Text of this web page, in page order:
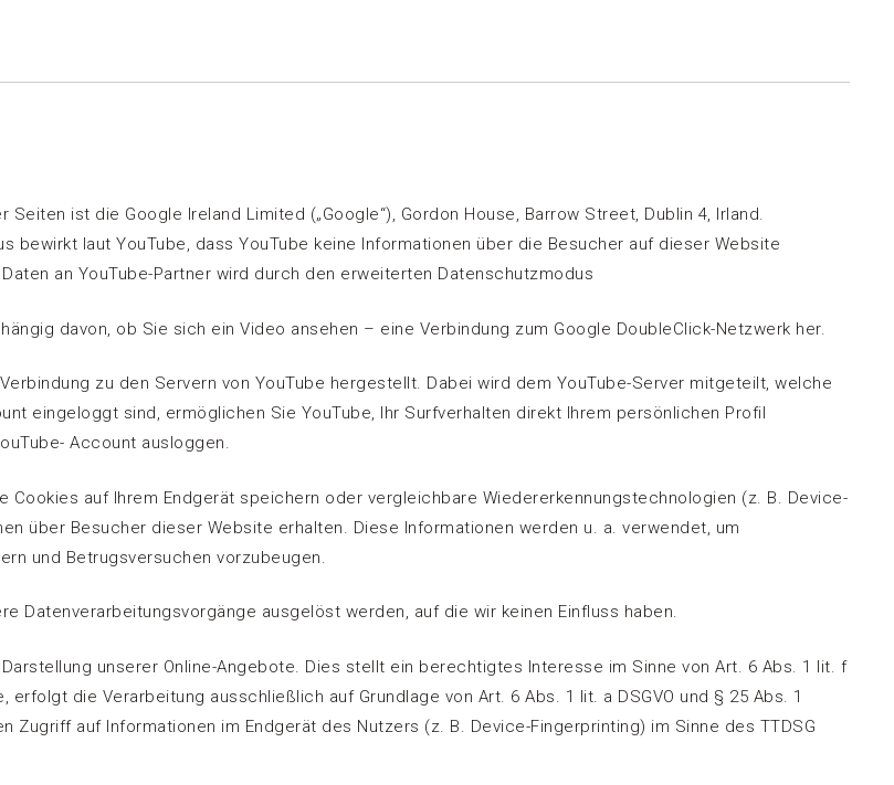
ist die Google Ireland Limited („Google“), Gordon House, Barrow Street, Dublin 4, Irland.
bewirkt laut YouTube, dass YouTube keine Informationen über die Besucher auf dieser Website
an YouTube-Partner wird durch den erweiterten Datenschutzmodus
davon, ob Sie sich ein Video ansehen – eine Verbindung zum Google DoubleClick-Netzwerk her.
zu den Servern von YouTube hergestellt. Dabei wird dem YouTube-Server mitgeteilt, welche
eingeloggt sind, ermöglichen Sie YouTube, Ihr Surfverhalten direkt Ihrem persönlichen Profil
Account ausloggen.
auf Ihrem Endgerät speichern oder vergleichbare Wiedererkennungstechnologien (z. B. Device-
über Besucher dieser Website erhalten. Diese Informationen werden u. a. verwendet, um
und Betrugsversuchen vorzubeugen.
Datenverarbeitungsvorgänge ausgelöst werden, auf die wir keinen Einfluss haben.
unserer Online-Angebote. Dies stellt ein berechtigtes Interesse im Sinne von Art. 6 Abs. 1 lit. f
die Verarbeitung ausschließlich auf Grundlage von Art. 6 Abs. 1 lit. a DSGVO und § 25 Abs. 1
Zugriff auf Informationen im Endgerät des Nutzers (z. B. Device-Fingerprinting) im Sinne des TTDSG